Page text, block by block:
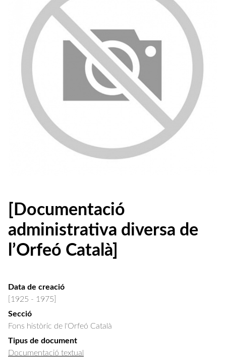
[Documentació
administrativa diversa de
l’Orfeó Català]
Data de creació
[1925 - 1975]
Secció
Fons històric de l'Orfeó Català
Tipus de document
Documentació textual